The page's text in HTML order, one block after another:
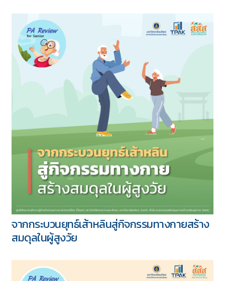
จากกระบวนยุทธ์เส้าหลินสู่กิจกรรมทางกายสร้าง
สมดุลในผู้สูงวัย